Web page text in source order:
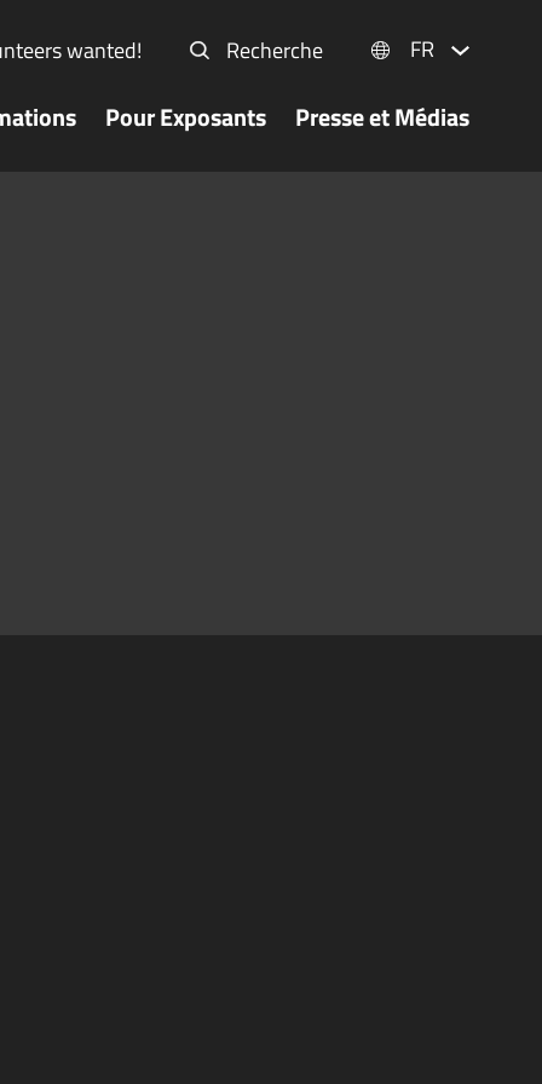
wanted! Recherche FR
Pour Exposants Presse et Médias